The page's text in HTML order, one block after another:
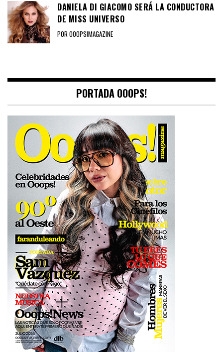
DANIELA DI GIACOMO SERÁ LA CONDUCTORA
DE MISS UNIVERSO
POR OOOPS!MAGAZINE
PORTADA OOOPS!